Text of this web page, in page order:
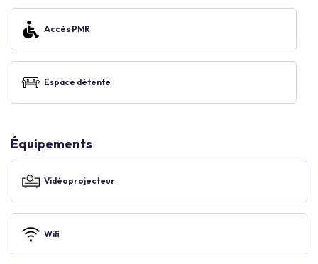
Accès PMR
Espace détente
Équipements
Vidéoprojecteur
Wifi